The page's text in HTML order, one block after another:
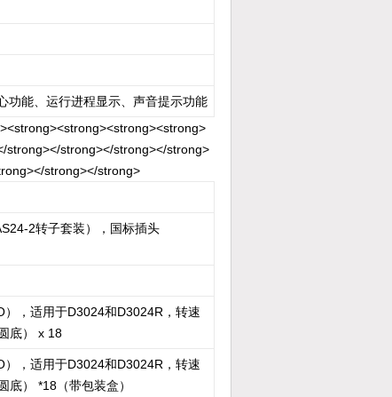
功能、运行进程显示、声音提示功能
2转子套装），国标插头
，适用于D3024和D3024R，转速
底） x 18
，适用于D3024和D3024R，转速
底） *18（带包装盒）